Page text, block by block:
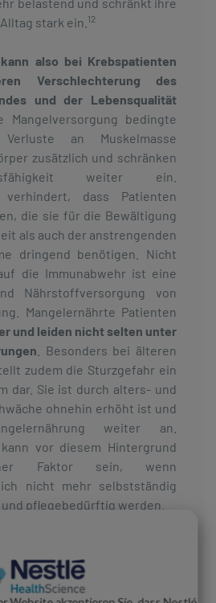
stark ein. 12
also bei Krebspatienten
Verschlechterung des
und der Lebensqualität
Mangelversorgung bedingte
an Muskelmasse
zusätzlich und schränken
weiter ein.
verhindert, dass Patienten
die sie für die Bewältigung
als auch der anstrengenden
dringend benötigen. Nicht
die Immunabwehr ist eine
Nährstoffversorgung von
Mangelernährte Patienten
und leiden nicht selten unter
. Besonders bei älteren
zudem die Sturzgefahr ein
dar. Sie ist durch alters- und
ohnehin erhöht ist und
weiter an.
vor diesem Hintergrund
Faktor sein, wenn
nicht mehr selbstständig
pflegebedürftig werden.
und die
von